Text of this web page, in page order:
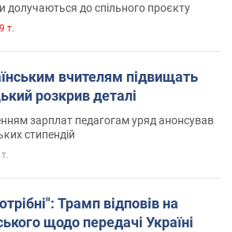
долучаються до спільного проєкту
т.
вчителям підвищать
розкрив деталі
зарплат педагогам уряд анонсував
стипендій
Трамп відповів на
щодо передачі Україні